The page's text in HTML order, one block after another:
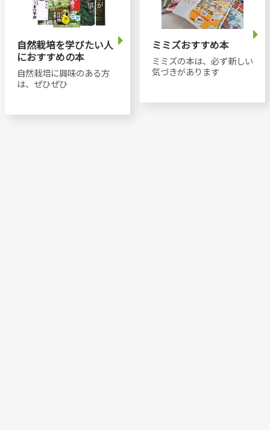
自然栽培を学びたい人
におすすめの本
自然栽培に興味のある方
は、ぜひぜひ
ミミズおすすめ本
ミミズの本は、必ず新しい
気づきがあります